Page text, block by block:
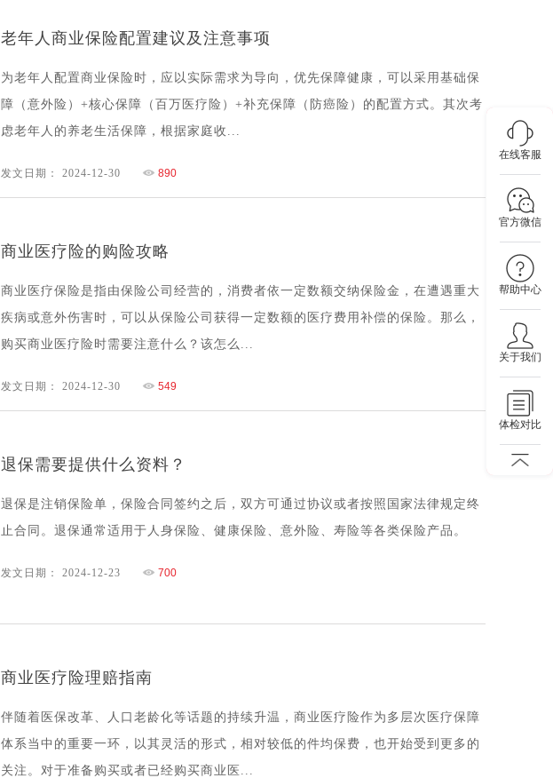
在线客服
官方微信
帮助中心
关于我们
体检对比
老年人商业保险配置建议及注意事项
为老年人配置商业保险时，应以实际需求为导向，优先保障健康，可以采用基础保
障（意外险）+核心保障（百万医疗险）+补充保障（防癌险）的配置方式。其次考
虑老年人的养老生活保障，根据家庭收...
发文日期： 2024-12-30 890
商业医疗险的购险攻略
商业医疗保险是指由保险公司经营的，消费者依一定数额交纳保险金，在遭遇重大
疾病或意外伤害时，可以从保险公司获得一定数额的医疗费用补偿的保险。那么，
购买商业医疗险时需要注意什么？该怎么...
发文日期： 2024-12-30 549
退保需要提供什么资料？
退保是注销保险单，保险合同签约之后，双方可通过协议或者按照国家法律规定终
止合同。退保通常适用于人身保险、健康保险、意外险、寿险等各类保险产品。
发文日期： 2024-12-23 700
商业医疗险理赔指南
伴随着医保改革、人口老龄化等话题的持续升温，商业医疗险作为多层次医疗保障
体系当中的重要一环，以其灵活的形式，相对较低的件均保费，也开始受到更多的
关注。对于准备购买或者已经购买商业医...